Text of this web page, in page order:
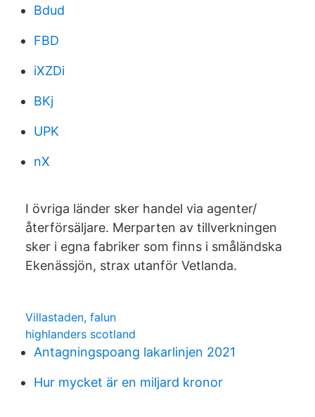
Bdud
FBD
iXZDi
BKj
UPK
nX
I övriga länder sker handel via agenter/
återförsäljare. Merparten av tillverkningen
sker i egna fabriker som finns i småländska
Ekenässjön, strax utanför Vetlanda.
Villastaden, falun
highlanders scotland
Antagningspoang lakarlinjen 2021
Hur mycket är en miljard kronor